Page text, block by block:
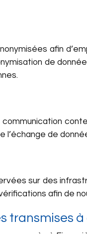
afin
de
l’échange de
sur des
afin de
transmises